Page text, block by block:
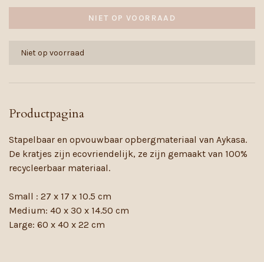
NIET OP VOORRAAD
Niet op voorraad
Productpagina
Stapelbaar en opvouwbaar opbergmateriaal van Aykasa.
De kratjes zijn ecovriendelijk, ze zijn gemaakt van 100%
recycleerbaar materiaal.
Small : 27 x 17 x 10.5 cm
Medium: 40 x 30 x 14.50 cm
Large: 60 x 40 x 22 cm